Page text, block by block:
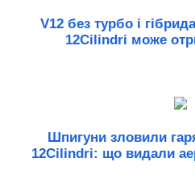
V12 без турбо і
12Cilindri може
Шпигуни зловили
12Cilindri: що видали